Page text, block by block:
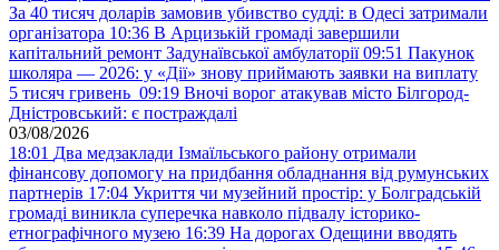
За 40 тисяч доларів замовив убивство судді: в Одесі затримали
організатора 10:36 В Арцизькій громаді завершили
капітальний ремонт Задунаївської амбулаторії 09:51 Пакунок
школяра — 2026: у «Дії» знову приймають заявки на виплату
5 тисяч гривень 09:19 Вночі ворог атакував місто Білгород-
Дністровський: є постраждалі
03/08/2026
18:01 Два медзаклади Ізмаїльського району отримали
фінансову допомогу на придбання обладнання від румунських
партнерів 17:04 Укриття чи музейний простір: у Болградській
громаді виникла суперечка навколо підвалу історико-
етнографічного музею 16:39 На дорогах Одещини вводять